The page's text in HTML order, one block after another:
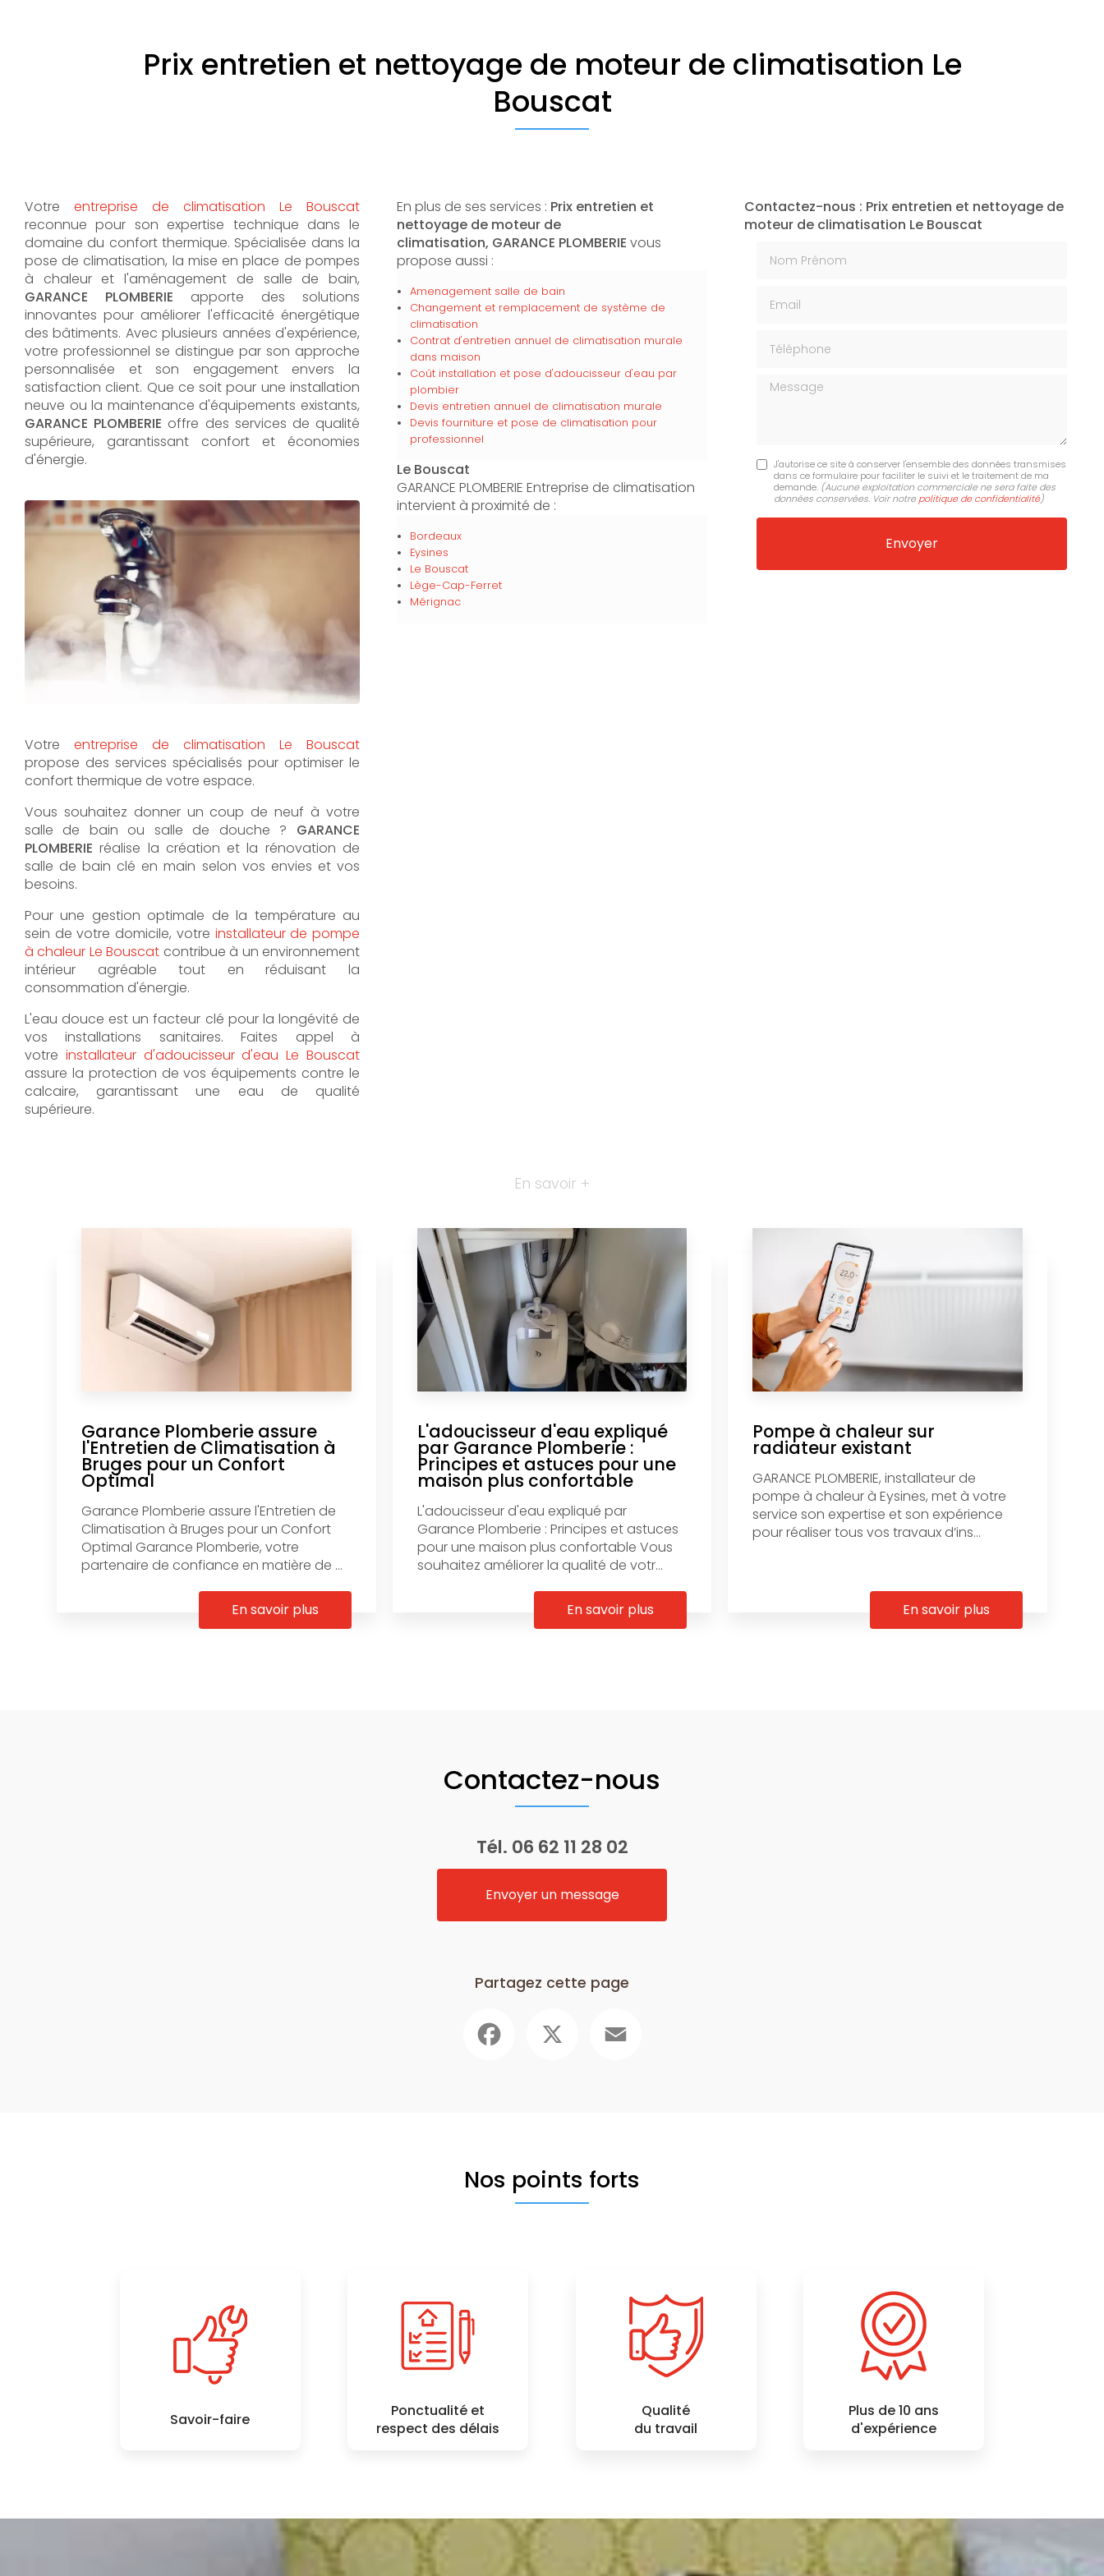
Prix entretien et nettoyage de moteur de climatisation Le
Bouscat
Votre entreprise de climatisation Le Bouscat
reconnue pour son expertise technique dans le
domaine du confort thermique. Spécialisée dans la
pose de climatisation, la mise en place de pompes
à chaleur et l'aménagement de salle de bain,
GARANCE PLOMBERIE apporte des solutions
innovantes pour améliorer l'efficacité énergétique
des bâtiments. Avec plusieurs années d'expérience,
votre professionnel se distingue par son approche
personnalisée et son engagement envers la
satisfaction client. Que ce soit pour une installation
neuve ou la maintenance d'équipements existants,
GARANCE PLOMBERIE offre des services de qualité
supérieure, garantissant confort et économies
d'énergie.
Votre entreprise de climatisation Le Bouscat
propose des services spécialisés pour optimiser le
confort thermique de votre espace.
Vous souhaitez donner un coup de neuf à votre
salle de bain ou salle de douche ? GARANCE
PLOMBERIEréalise la création et la rénovation de
salle de bain clé en main selon vos envies et vos
besoins.
Pour une gestion optimale de la température au
sein de votre domicile, votre installateur de pompe
à chaleur Le Bouscat contribue à un environnement
intérieur agréable tout en réduisant la
consommation d'énergie.
L'eau douce est un facteur clé pour la longévité de
vos installations sanitaires. Faites appel à
votre installateur d'adoucisseur d'eau Le Bouscat
assure la protection de vos équipements contre le
calcaire, garantissant une eau de qualité
supérieure.
En plus de ses services : Prix entretien et
nettoyage de moteur de
climatisation, GARANCE PLOMBERIE vous
propose aussi :
Amenagement salle de bain
Changement et remplacement de système de
climatisation
Contrat d'entretien annuel de climatisation murale
dans maison
Coût installation et pose d'adoucisseur d'eau par
plombier
Devis entretien annuel de climatisation murale
Devis fourniture et pose de climatisation pour
professionnel
Le Bouscat
GARANCE PLOMBERIE Entreprise de climatisation
intervient à proximité de :
Bordeaux
Eysines
Le Bouscat
Lège-Cap-Ferret
Mérignac
Contactez-nous : Prix entretien et nettoyage de
moteur de climatisation Le Bouscat
Message
J'autorise ce site à conserver l'ensemble des données transmises
dans ce formulaire pour faciliter le suivi et le traitement de ma
demande. (Aucune exploitation commerciale ne sera faite des
données conservées. Voir notrepolitique de confidentialité)
En savoir +
Garance Plomberie assure
l'Entretien de Climatisation à
Bruges pour un Confort
Optimal
Garance Plomberie assure l'Entretien de
Climatisation à Bruges pour un Confort
Optimal Garance Plomberie, votre
partenaire de confiance en matière de ...
En savoir plus
L'adoucisseur d'eau expliqué
par Garance Plomberie :
Principes et astuces pour une
maison plus confortable
L'adoucisseur d'eau expliqué par
Garance Plomberie : Principes et astuces
pour une maison plus confortable Vous
souhaitez améliorer la qualité de votr...
En savoir plus
Pompe à chaleur sur
radiateur existant
GARANCE PLOMBERIE, installateur de
pompe à chaleur à Eysines, met à votre
service son expertise et son expérience
pour réaliser tous vos travaux d’ins...
En savoir plus
Contactez-nous
Tél. 06 62 11 28 02
Envoyer un message
Partagez cette page
Nos points forts
Savoir-faire
Ponctualité et
respect des délais
Qualité
du travail
Plus de 10 ans
d'expérience